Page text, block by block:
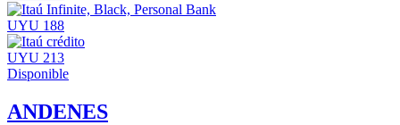
UYU 188
UYU 213
Disponible
ANDENES